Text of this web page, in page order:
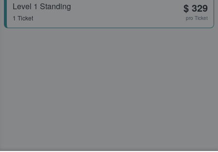
Level 1 Standing
1 Ticket
$ 329
pro Ticket